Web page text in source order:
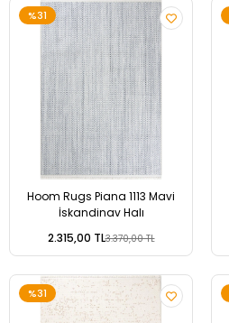
%31
Hoom Rugs Piana 1113 Mavi
İskandinav Halı
2.315,00 TL3.370,00 TL
%31